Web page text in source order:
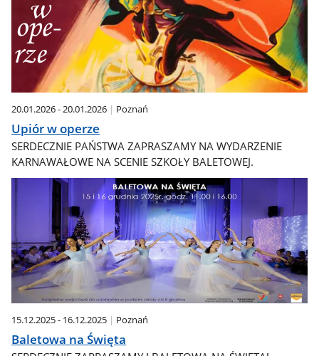
20.01.2026 - 20.01.2026 Poznań
Upiór w operze
SERDECZNIE PAŃSTWA ZAPRASZAMY NA WYDARZENIE
KARNAWAŁOWE NA SCENIE SZKOŁY BALETOWEJ.
15.12.2025 - 16.12.2025 Poznań
Baletowa na Święta